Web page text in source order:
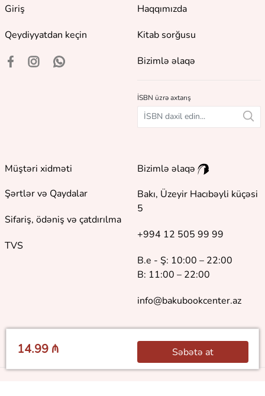
14.99 ₼ Səbətə at
Giriş
Qeydiyyatdan keçin
Haqqımızda
Kitab sorğusu
Bizimlə əlaqə
İSBN üzrə axtarış
Müştəri xidməti
Şərtlər və Qaydalar
Sifariş, ödəniş və çatdırılma
TVS
Bizimlə əlaqə
Bakı, Üzeyir Hacıbəyli küçəsi
5
+994 12 505 99 99
B.e - Ş: 10:00 – 22:00
B: 11:00 – 22:00
info@bakubookcenter.az